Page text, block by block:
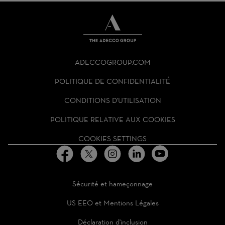
GROUP
HOMEPAGE
ADECCOGROUP.COM
POLITIQUE DE CONFIDENTIALITÉ
CONDITIONS D'UTILISATION
POLITIQUE RELATIVE AUX COOKIES
COOKIES SETTINGS
Sécurité et hameçonnage
US EEO et Mentions Légales
Déclaration d'inclusion